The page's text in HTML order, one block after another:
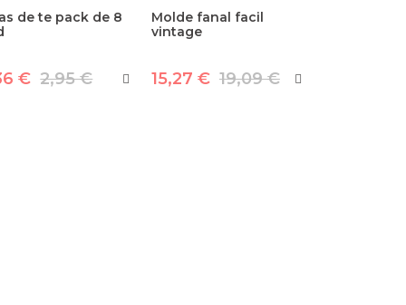
de te pack de 8
€ 2,95 €
Molde fanal facil
vintage
15,27 € 19,09 €